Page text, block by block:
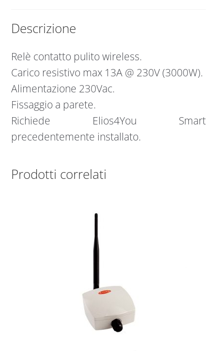
Descrizione
Relè contatto pulito wireless.
Carico resistivo max 13A @ 230V (3000W).
Alimentazione 230Vac.
Fissaggio a parete.
Richiede Elios4You Smart
precedentemente installato.
Prodotti correlati